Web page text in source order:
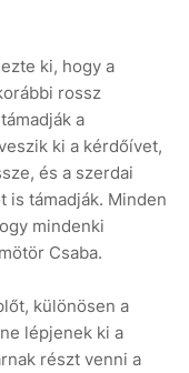
ki, hogy a
rossz
a
ki a kérdőívet,
és a szerdai
is támadják. Minden
mindenki
Csaba.
különösen a
lépjenek ki a
részt venni a